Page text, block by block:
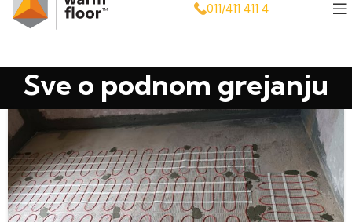
011/411 411 4
Sve o podnom grejanju